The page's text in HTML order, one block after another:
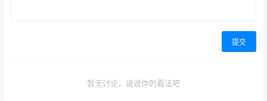
提交
暂无讨论，说说你的看法吧